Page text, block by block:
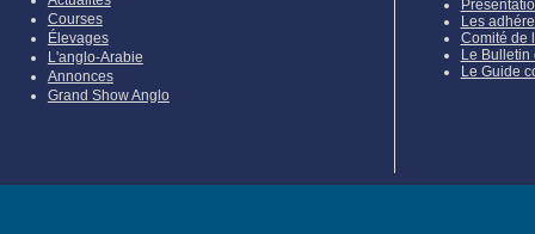
Courses
Élevages
L'anglo-Arabie
Annonces
Grand Show Anglo
Les
Comité de
Le Bulletin
Le Guide